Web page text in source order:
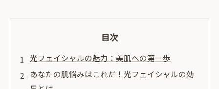
目次
光フェイシャルの魅力：美肌への第一歩
あなたの肌悩みはこれだ！光フェイシャルの効